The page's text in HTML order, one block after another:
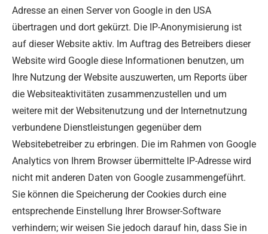
Adresse an einen Server von Google in den USA
übertragen und dort gekürzt. Die IP-Anonymisierung ist
auf dieser Website aktiv. Im Auftrag des Betreibers dieser
Website wird Google diese Informationen benutzen, um
Ihre Nutzung der Website auszuwerten, um Reports über
die Websiteaktivitäten zusammenzustellen und um
weitere mit der Websitenutzung und der Internetnutzung
verbundene Dienstleistungen gegenüber dem
Websitebetreiber zu erbringen. Die im Rahmen von Google
Analytics von Ihrem Browser übermittelte IP-Adresse wird
nicht mit anderen Daten von Google zusammengeführt.
Sie können die Speicherung der Cookies durch eine
entsprechende Einstellung Ihrer Browser-Software
verhindern; wir weisen Sie jedoch darauf hin, dass Sie in